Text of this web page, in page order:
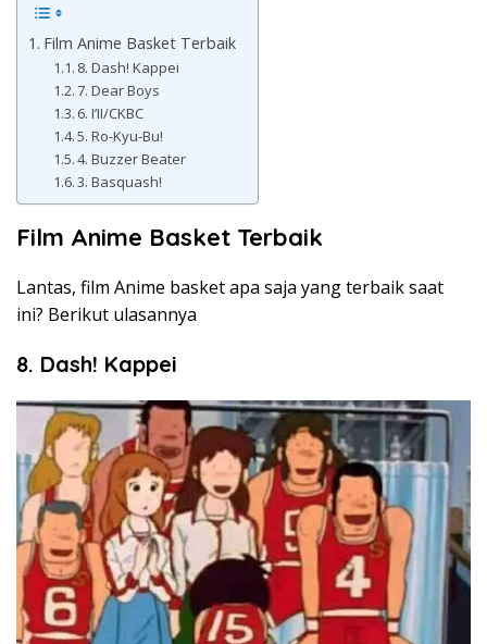
Film Anime Basket Terbaik
8. Dash! Kappei
7. Dear Boys
6. I’II/CKBC
5. Ro-Kyu-Bu!
4. Buzzer Beater
3. Basquash!
Film Anime Basket Terbaik
Lantas, film Anime basket apa saja yang terbaik saat
ini? Berikut ulasannya
8. Dash! Kappei